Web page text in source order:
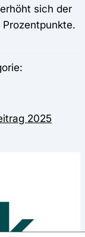
sich der
2025